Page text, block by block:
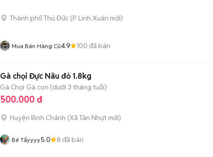
Thành phố Thủ Đức (P. Linh Xuân mới)
Mua Bán Hàng Cũ4.9 100 đã bán
Gà chọi Đực Nâu đỏ 1.8kg
Gà Chọi Gà con (dưới 3 tháng tuổi)
500.000 đ
Huyện Bình Chánh (Xã Tân Nhựt mới)
Bé Tẩyyyy5.0 8 đã bán